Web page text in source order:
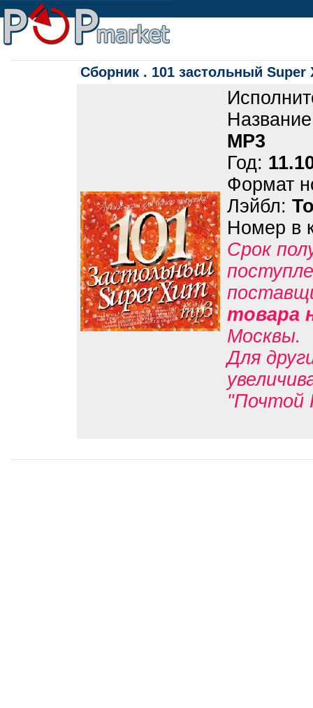
Сборник . 101 застольный Super
MP3
Год:
Формат
Лэйбл:
Номер в
Срок
товара
Москвы.
Для
"Почтой